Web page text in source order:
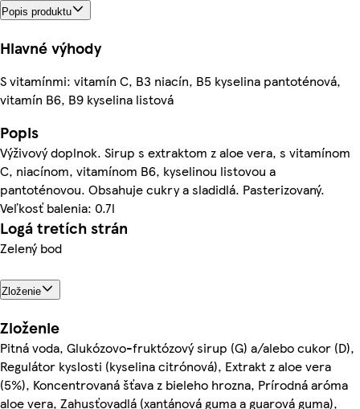
Popis produktu
Hlavné výhody
S vitamínmi: vitamín C, B3 niacín, B5 kyselina pantoténová,
vitamín B6, B9 kyselina listová
Popis
Výživový doplnok. Sirup s extraktom z aloe vera, s vitamínom
C, niacínom, vitamínom B6, kyselinou listovou a
pantoténovou. Obsahuje cukry a sladidlá. Pasterizovaný.
Veľkosť balenia: 0.7l
Logá tretích strán
Zelený bod
Zloženie
Zloženie
Pitná voda, Glukózovo-fruktózový sirup (G) a/alebo cukor (D),
Regulátor kyslosti (kyselina citrónová), Extrakt z aloe vera
(5%), Koncentrovaná šťava z bieleho hrozna, Prírodná aróma
aloe vera, Zahusťovadlá (xantánová guma a guarová guma),